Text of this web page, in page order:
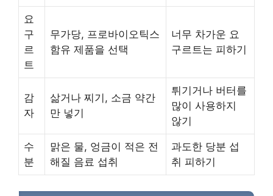
요
구
르
트
무가당, 프로바이오틱스
함유 제품을 선택
너무 차가운 요
구르트는 피하기
감
자
삶거나 찌기, 소금 약간
만 넣기
튀기거나 버터를
많이 사용하지
않기
수
분
맑은 물, 엉금이 적은 전
해질 음료 섭취
과도한 당분 섭
취 피하기